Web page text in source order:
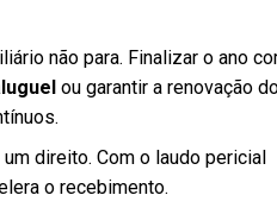
não para. Finalizar o ano
ou garantir a renovação
direito. Com o laudo pericial
o recebimento.